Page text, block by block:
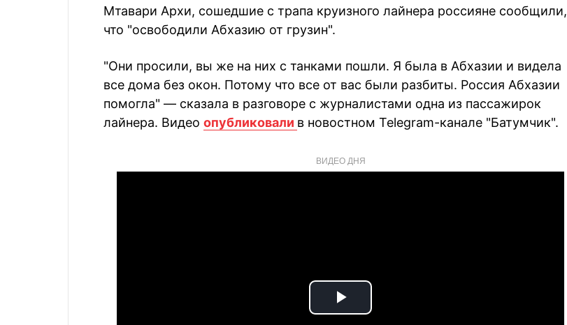
Мтавари Архи, сошедшие с трапа круизного лайнера россияне сообщили,
что "освободили Абхазию от грузин".
"Они просили, вы же на них с танками пошли. Я была в Абхазии и видела
все дома без окон. Потому что все от вас были разбиты. Россия Абхазии
помогла" — сказала в разговоре с журналистами одна из пассажирок
лайнера. Видео опубликовали в новостном Telegram-канале "Батумчик".
ВИДЕО ДНЯ
Play